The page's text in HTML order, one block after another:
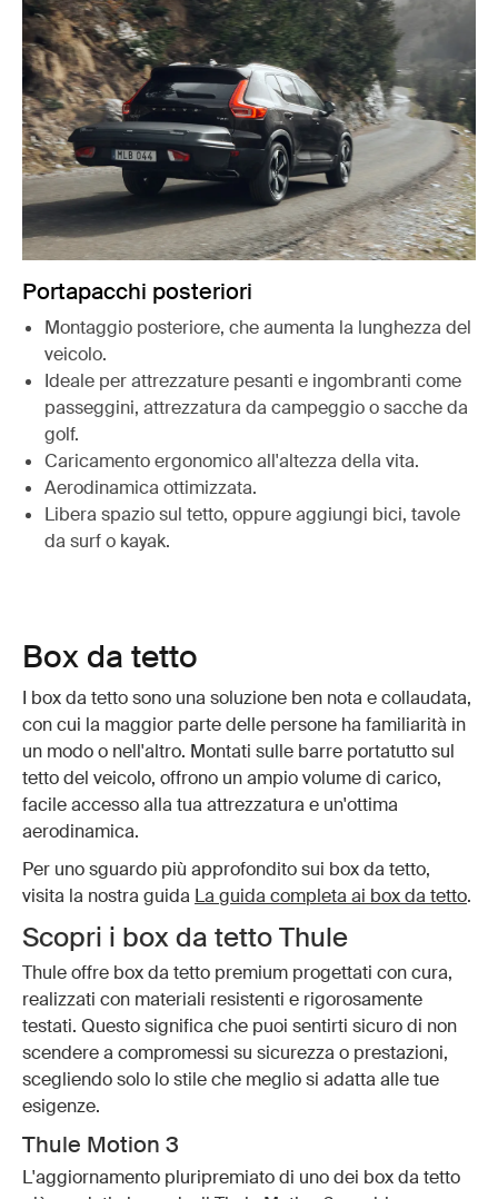
Portapacchi posteriori
Montaggio posteriore, che aumenta la lunghezza del
veicolo.
Ideale per attrezzature pesanti e ingombranti come
passeggini, attrezzatura da campeggio o sacche da
golf.
Caricamento ergonomico all'altezza della vita.
Aerodinamica ottimizzata.
Libera spazio sul tetto, oppure aggiungi bici, tavole
da surf o kayak.
Box da tetto
I box da tetto sono una soluzione ben nota e collaudata,
con cui la maggior parte delle persone ha familiarità in
un modo o nell'altro. Montati sulle barre portatutto sul
tetto del veicolo, offrono un ampio volume di carico,
facile accesso alla tua attrezzatura e un'ottima
aerodinamica.
Per uno sguardo più approfondito sui box da tetto,
visita la nostra guida La guida completa ai box da tetto.
Scopri i box da tetto Thule
Thule offre box da tetto premium progettati con cura,
realizzati con materiali resistenti e rigorosamente
testati. Questo significa che puoi sentirti sicuro di non
scendere a compromessi su sicurezza o prestazioni,
scegliendo solo lo stile che meglio si adatta alle tue
esigenze.
Thule Motion 3
L'aggiornamento pluripremiato di uno dei box da tetto